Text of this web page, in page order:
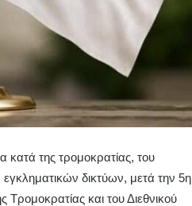
κατά της τρομοκρατίας, του
δικτύων, μετά την 5η
και του Διεθνικού